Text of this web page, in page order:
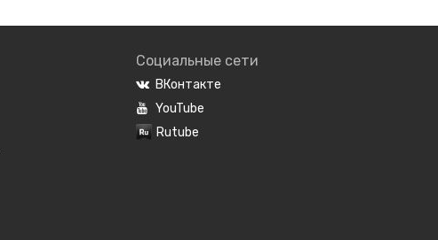
Социальные сети
ВКонтакте
YouTube
Rutube